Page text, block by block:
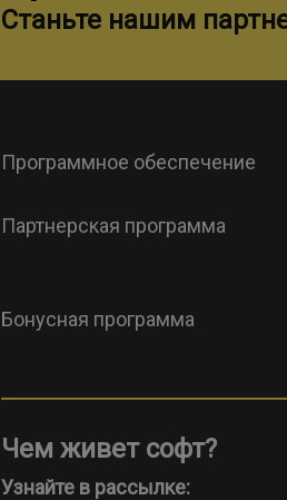
Станьте нашим
Программное обеспечение
Партнерская программа
Бонусная программа
Чем живет софт?
Узнайте в рассылке: